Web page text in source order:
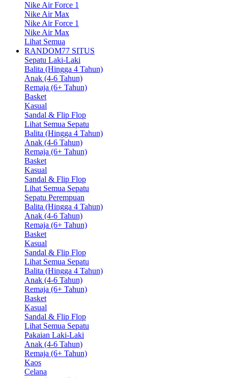
Nike Air Force 1
Nike Air Max
Nike Air Force 1
Nike Air Max
Lihat Semua
RANDOM77 SITUS
Sepatu Laki-Laki
Balita (Hingga 4 Tahun)
Anak (4-6 Tahun)
Remaja (6+ Tahun)
Basket
Kasual
Sandal & Flip Flop
Lihat Semua Sepatu
Balita (Hingga 4 Tahun)
Anak (4-6 Tahun)
Remaja (6+ Tahun)
Basket
Kasual
Sandal & Flip Flop
Lihat Semua Sepatu
Sepatu Perempuan
Balita (Hingga 4 Tahun)
Anak (4-6 Tahun)
Remaja (6+ Tahun)
Basket
Kasual
Sandal & Flip Flop
Lihat Semua Sepatu
Balita (Hingga 4 Tahun)
Anak (4-6 Tahun)
Remaja (6+ Tahun)
Basket
Kasual
Sandal & Flip Flop
Lihat Semua Sepatu
Pakaian Laki-Laki
Anak (4-6 Tahun)
Remaja (6+ Tahun)
Kaos
Celana